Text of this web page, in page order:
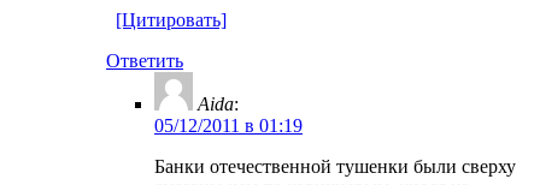
[Цитировать]
Ответить
Aida:
05/12/2011 в 01:19
Банки отечественной тушенки были сверху